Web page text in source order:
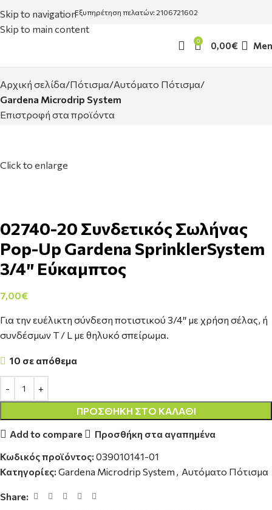
Skip to navigation
Skip to main content
Εξυπηρέτηση πελατών: 2106721602
0 0,00€
Αρχική σελίδα Πότισμα Αυτόματο Πότισμα
Gardena Microdrip System
Επιστροφή στα προϊόντα
Click to enlarge
02740-20 Συνδετικός Σωλήνας
Pop-Up Gardena SprinklerSystem
3/4″ Εύκαμπτος
7,00€
Για την ευέλικτη σύνδεση ποτιστικού 3/4″ με χρήση σέλας, ή
συνδέσμων Τ / L με θηλυκό σπείρωμα.
10 σε απόθεμα
ΠΡΟΣΘΉΚΗ ΣΤΟ ΚΑΛΆΘΙ
Add to compare
Προσθήκη στα αγαπημένα
Κωδικός προϊόντος: 039010141-01
Κατηγορίες: Gardena Microdrip System , Αυτόματο Πότισμα
Share: